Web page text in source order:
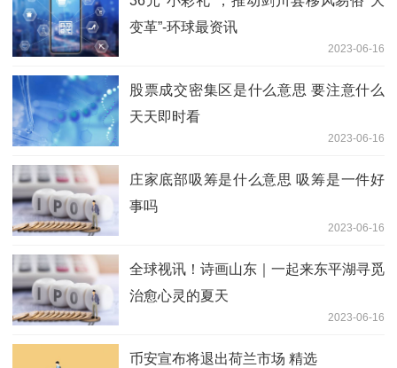
变革”-环球最资讯
2023-06-16
股票成交密集区是什么意思 要注意什么
天天即时看
2023-06-16
庄家底部吸筹是什么意思 吸筹是一件好
事吗
2023-06-16
全球视讯！诗画山东｜一起来东平湖寻觅
治愈心灵的夏天
2023-06-16
币安宣布将退出荷兰市场 精选